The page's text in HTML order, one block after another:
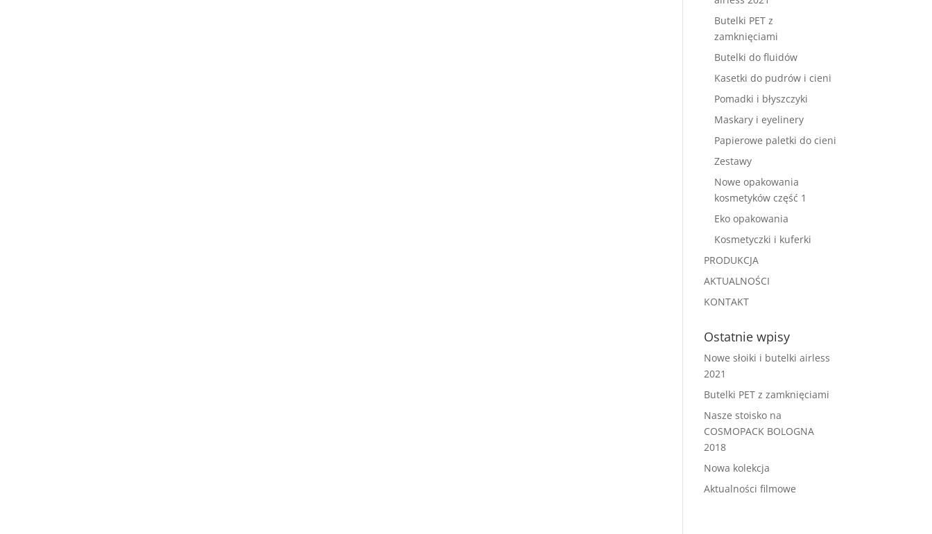
Butelki PET z
zamknięciami
Butelki do fluidów
Kasetki do pudrów i cieni
Pomadki i błyszczyki
Maskary i eyelinery
Papierowe paletki do cieni
Zestawy
Nowe opakowania
kosmetyków część 1
Eko opakowania
Kosmetyczki i kuferki
PRODUKCJA
AKTUALNOŚCI
KONTAKT
Ostatnie wpisy
Nowe słoiki i butelki airless
2021
Butelki PET z zamknięciami
Nasze stoisko na
COSMOPACK BOLOGNA
2018
Nowa kolekcja
Aktualności filmowe